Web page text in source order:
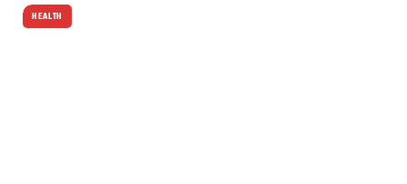
HEALTH